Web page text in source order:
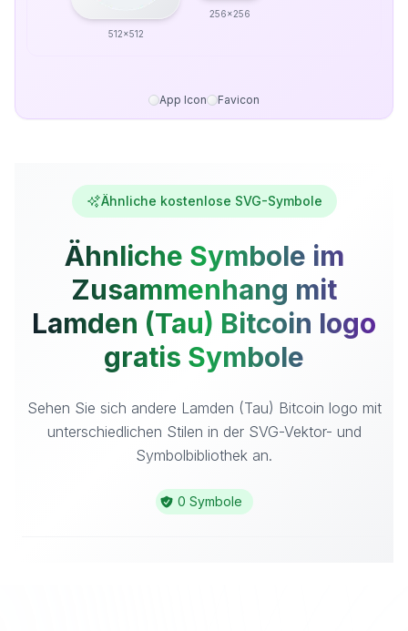
512x512
256x256
App Icon Favicon
Ähnliche kostenlose SVG-Symbole
Ähnliche Symbole im
Zusammenhang mit
Lamden (Tau) Bitcoin logo
gratis Symbole
Sehen Sie sich andere Lamden (Tau) Bitcoin logo mit
unterschiedlichen Stilen in der SVG-Vektor- und
Symbolbibliothek an.
0 Symbole